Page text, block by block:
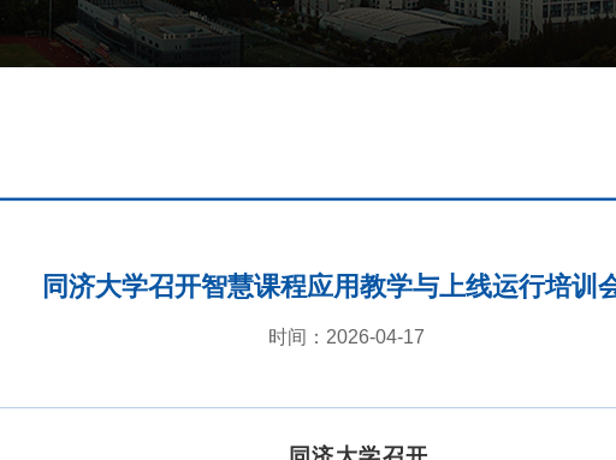
同济大学召开智慧课程应用教学与上线运行培训
时间：2026-04-17